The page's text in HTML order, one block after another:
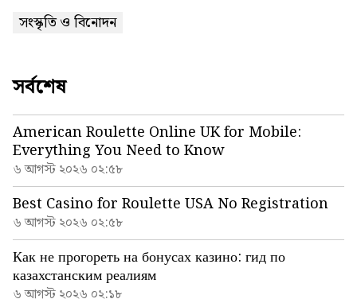
সংস্কৃতি ও বিনোদন
সর্বশেষ
American Roulette Online UK for Mobile:
Everything You Need to Know
৬ আগস্ট ২০২৬ ০২:৫৮
Best Casino for Roulette USA No Registration
৬ আগস্ট ২০২৬ ০২:৫৮
Как не прогореть на бонусах казино: гид по
казахстанским реалиям
৬ আগস্ট ২০২৬ ০২:১৮